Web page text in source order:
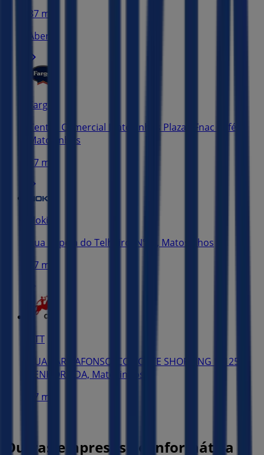
87 m
Aberto
Farggi
Centro Comercial Matosinhos Plaza - Fnac Café,
Matosinhos
87 m
Nokia
Rua Capela do Telheiro, Nº70, Matosinhos
87 m
CTT
RUA SARA AFONSO, CC NORTE SHOPPING LJ.125
SENHORA DA, Matosinhos
87 m
Outras empresas de Informática e